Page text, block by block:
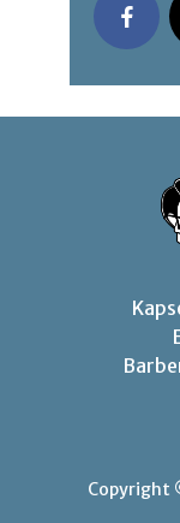
Copyright